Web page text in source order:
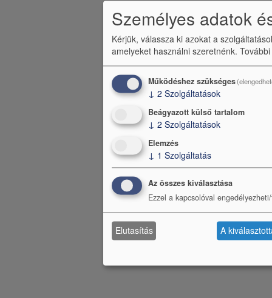
Személyes adatok
Kérjük, válassza ki azokat a
amelyeket használni szeretnénk.
Működéshez szükséges
↓ 2 Szolgáltatások
Beágyazott külső tartalom
↓ 2 Szolgáltatások
Elemzés
↓ 1 Szolgáltatás
Az összes kiválasztása
Ezzel a kapcsolóval
Elutasítás A